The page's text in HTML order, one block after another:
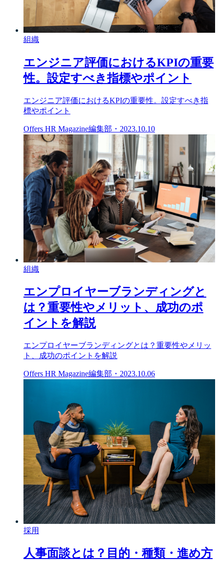
組織
エンジニア評価におけるKPIの重要
性。設定すべき指標やポイント
エンジニア評価におけるKPIの重要性。設定すべき指
標やポイント
Offers HR Magazine編集部 ・ 2023.10.10
組織
エンプロイヤーブランディングと
は？重要性やメリット、成功のポ
イントを解説
エンプロイヤーブランディングとは？重要性やメリッ
ト、成功のポイントを解説
Offers HR Magazine編集部 ・ 2023.10.06
採用
人事面談とは？目的・種類・進め方